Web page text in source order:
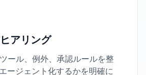
アリング
ール、例外、承認ルールを整
ージェント化するかを明確に